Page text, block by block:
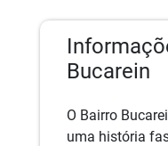
Bucarein
O Bairro
uma história